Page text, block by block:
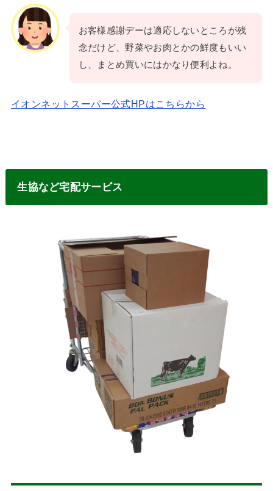
お客様感謝デーは適応しないところが残
念だけど、野菜やお肉とかの鮮度もいい
し、まとめ買いにはかなり便利よね。
イオンネットスーパー公式HPはこちらから
生協など宅配サービス